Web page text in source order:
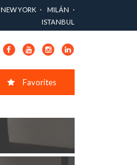
NEW YORK
MILÁN
ISTANBUL
Favorites